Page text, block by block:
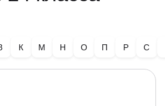
К М Н О П Р С